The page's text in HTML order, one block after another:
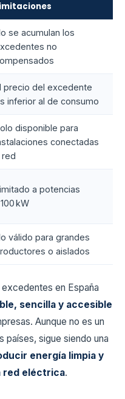
se acumulan los
no
precio del excedente
inferior al de consumo
disponible para
conectadas
red
a potencias
kW
válido para grandes
o aislados
en España
sencilla y accesible
Aunque no es un
países, sigue siendo una
energía limpia y
red eléctrica.